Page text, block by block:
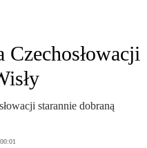
starannie dobraną